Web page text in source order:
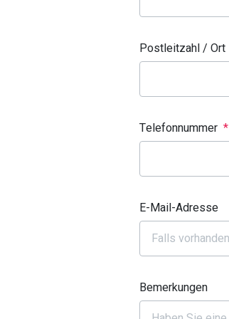
Postleitzahl / Ort
Telefonnummer *
E-Mail-Adresse
Bemerkungen